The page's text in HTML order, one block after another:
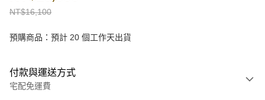
NT$16,100
預購商品：預計 20 個工作天出貨
付款與運送方式
宅配免運費